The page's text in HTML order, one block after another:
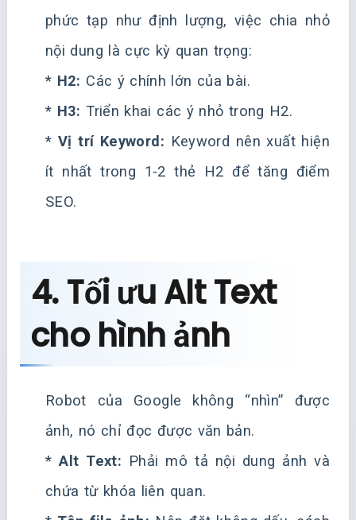
phức tạp như định lượng, việc chia nhỏ
nội dung là cực kỳ quan trọng:
* H2: Các ý chính lớn của bài.
* H3: Triển khai các ý nhỏ trong H2.
* Vị trí Keyword: Keyword nên xuất hiện
ít nhất trong 1-2 thẻ H2 để tăng điểm
SEO.
4. Tối ưu Alt Text
cho hình ảnh
Robot của Google không “nhìn” được
ảnh, nó chỉ đọc được văn bản.
*Alt Text: Phải mô tả nội dung ảnh và
chứa từ khóa liên quan.